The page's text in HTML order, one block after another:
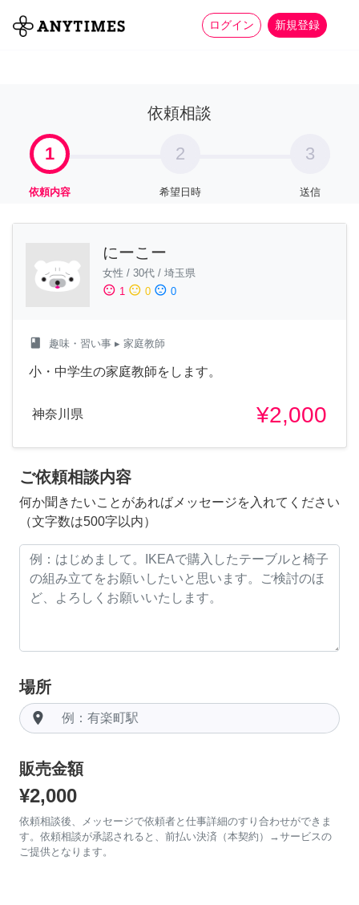
ログイン 新規登録
全て 家事 more_horiz
依頼相談
1
依頼内容
2
希望日時
3
送信
にーこー
女性 / 30代 / 埼玉県
sentiment_satisfied 1 sentiment_neutral 0 sentiment_dissatisfied 0
class 趣味・習い事 ▸ 家庭教師
小・中学生の家庭教師をします。
神奈川県 ¥2,000
ご依頼相談内容
何か聞きたいことがあればメッセージを入れてください
（文字数は500字以内）
場所
room
販売金額
¥2,000
依頼相談後、メッセージで依頼者と仕事詳細のすり合わせができま
す。依頼相談が承認されると、前払い決済（本契約）→サービスの
ご提供となります。